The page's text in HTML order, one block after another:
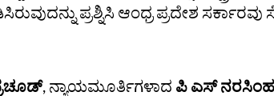
ಪ್ರಶ್ನಿಸಿ ಆಂಧ್ರ ಪ್ರದೇಶ
, ನ್ಯಾಯಮೂರ್ತಿಗಳಾದ ಪಿ ಎಸ್‌ ನರಸಿಂಹ